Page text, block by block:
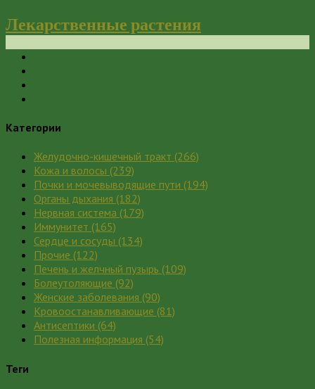
Лекарственные растения
Категории
Желудочно-кишечный тракт (266)
Кожа и волосы (239)
Почки и мочевыводящие пути (194)
Органы дыхания (182)
Нервная система (179)
Иммунитет (165)
Сердце и сосуды (134)
Прочие (122)
Печень и желчный пузырь (109)
Болеутоляющие (92)
Женские заболевания (90)
Кровоостанавливающие (81)
Антисептики (64)
Полезная информация (54)
Теги